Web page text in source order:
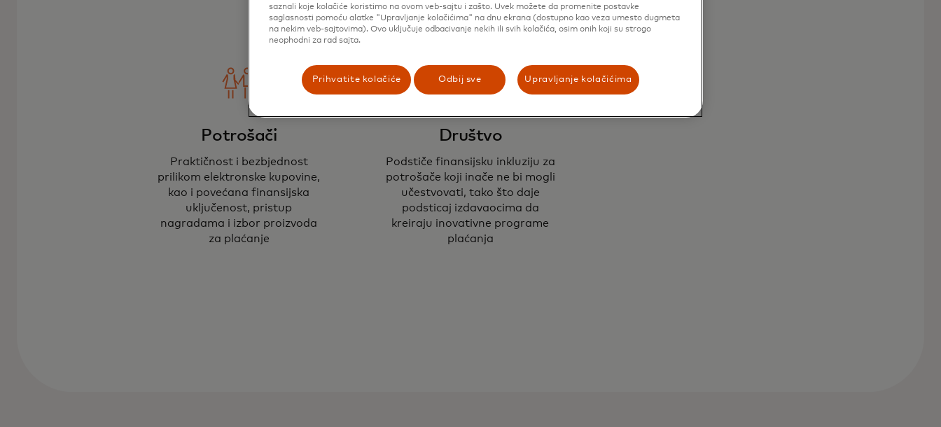
Potrošači
Praktičnost i bezbjednost
prilikom elektronske kupovine,
kao i povećana finansijska
uključenost, pristup
nagradama i izbor proizvoda
za plaćanje
Društvo
Podstiče finansijsku inkluziju za
potrošače koji inače ne bi mogli
učestvovati, tako što daje
podsticaj izdavaocima da
kreiraju inovativne programe
plaćanja
saznali koje kolačiće koristimo na ovom veb-sajtu i zašto. Uvek možete da promenite postavke
saglasnosti pomoću alatke "Upravljanje kolačićima" na dnu ekrana (dostupno kao veza umesto dugmeta
na nekim veb-sajtovima). Ovo uključuje odbacivanje nekih ili svih kolačića, osim onih koji su strogo
neophodni za rad sajta.
Prihvatite kolačiće Odbij sve Upravljanje kolačićima